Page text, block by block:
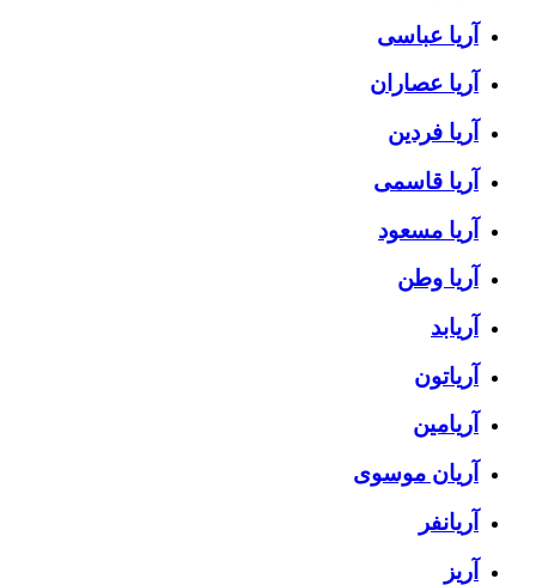
آریا عباسی
آریا عصاران
آریا فردین
آریا قاسمی
آریا مسعود
آریا وطن
آریابد
آریاتون
آریامین
آریان موسوی
آریانفر
آریز